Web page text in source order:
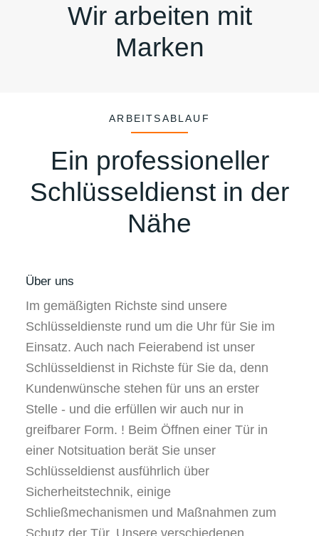
Wir arbeiten mit
Marken
ARBEITSABLAUF
Ein professioneller
Schlüsseldienst in der
Nähe
Über uns
Im gemäßigten Richste sind unsere
Schlüsseldienste rund um die Uhr für Sie im
Einsatz. Auch nach Feierabend ist unser
Schlüsseldienst in Richste für Sie da, denn
Kundenwünsche stehen für uns an erster
Stelle - und die erfüllen wir auch nur in
greifbarer Form. ! Beim Öffnen einer Tür in
einer Notsituation berät Sie unser
Schlüsseldienst ausführlich über
Sicherheitstechnik, einige
Schließmechanismen und Maßnahmen zum
Schutz der Tür. Unsere verschiedenen